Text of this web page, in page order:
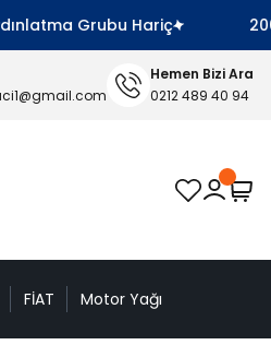
Grubu Hariç 2000
Hemen Bizi Ara
0212 489 40 94
FİAT Motor Yağı